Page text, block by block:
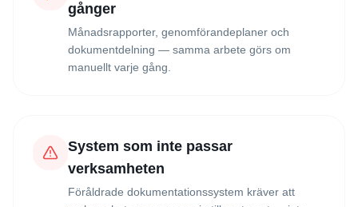
gånger
Månadsrapporter, genomförandeplaner och
dokumentdelning — samma arbete görs om
manuellt varje gång.
System som inte passar
verksamheten
Föråldrade dokumentationssystem kräver att